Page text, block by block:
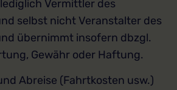
Vermittler des
selbst nicht Veranstalter des
übernimmt insofern dbzgl.
Gewähr oder Haftung.
Abreise (Fahrtkosten usw.)